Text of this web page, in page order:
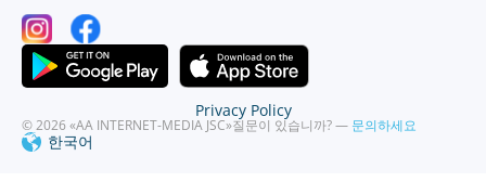
© 2026 «AA INTERNET-MEDIA JSC»질문이 있습니까? — 문의하세요
한국어
Privacy Policy